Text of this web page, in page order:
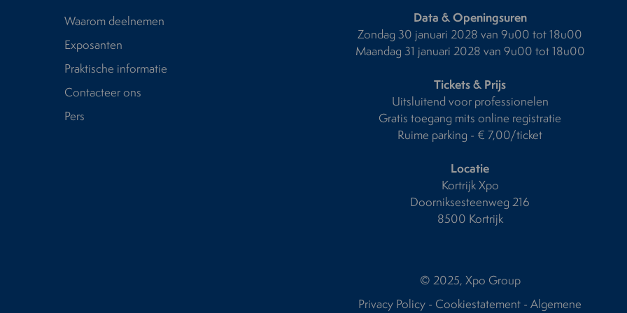
Waarom deelnemen
Exposanten
Praktische informatie
Contacteer ons
Pers
Data & Openingsuren
Zondag 30 januari 2028 van 9u00 tot 18u00
Maandag 31 januari 2028 van 9u00 tot 18u00
Tickets & Prijs
Uitsluitend voor professionelen
Gratis toegang mits online registratie
Ruime parking - € 7,00/ticket
Locatie
Kortrijk Xpo
Doorniksesteenweg 216
8500 Kortrijk
© 2025, Xpo Group
Privacy Policy - Cookiestatement -Algemene